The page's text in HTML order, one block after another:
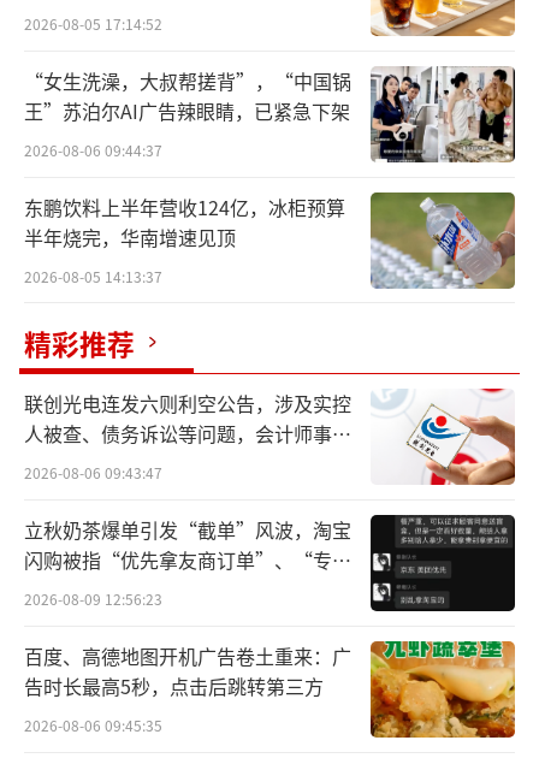
超标38倍
5月14日，黑龙江市监局发布的2026年第7
期食品安全监督抽检通告显示，望奎双汇生产
的“猪后鞧肉”（批次产品生产日期为2025年8
月27日），抽样于黑龙江比邻优选连锁超市有
限公司明湖分公司。经检测，产品中林可霉素
残留量为7.70×10³μg/kg，实际检测值超出标
国家标准《食品安全国家标准 食品中兽药
最大残留限量》（GB 31650-2019）规定，林
可霉素在猪的肌肉中最大残留限量为200μg/k
g。
据了解，林可霉素是一种林可胺类抗生
素。在生猪养殖过程中，如果未遵守休药期规
定、加大用药量控制疫病，就容易导致产品中
残留量严重超标。长期或过量摄入林可霉素，
可能对人体造成胃肠道反应、过敏反应乃至心
血管系统损伤等潜在危害。
2026-08-05 17:14:52
“女生洗澡，大叔帮搓背”，“中国锅
王”苏泊尔AI广告辣眼睛，已紧急下架
2026-08-06 09:44:37
东鹏饮料上半年营收124亿，冰柜预算
半年烧完，华南增速见顶
2026-08-05 14:13:37
精彩推荐
联创光电连发六则利空公告，涉及实控
人被查、债务诉讼等问题，会计师事务
所曾出具“保留意见”
2026-08-06 09:43:47
立秋奶茶爆单引发“截单”风波，淘宝
闪购被指“优先拿友商订单”、“专挑
贵的拿”
2026-08-09 12:56:23
百度、高德地图开机广告卷土重来：广
告时长最高5秒，点击后跳转第三方
2026-08-06 09:45:35